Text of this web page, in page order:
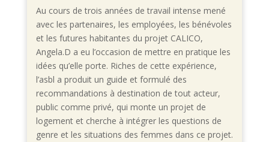
Au cours de trois années de travail intense mené
avec les partenaires, les employées, les bénévoles
et les futures habitantes du projet CALICO,
Angela.D a eu l’occasion de mettre en pratique les
idées qu’elle porte. Riches de cette expérience,
l’asbl a produit un guide et formulé des
recommandations à destination de tout acteur,
public comme privé, qui monte un projet de
logement et cherche à intégrer les questions de
genre et les situations des femmes dans ce projet.